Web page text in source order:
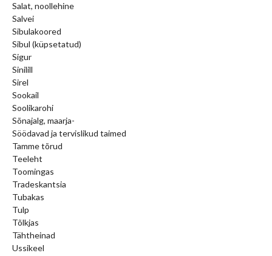
Salat, noollehine
Salvei
Sibulakoored
Sibul (küpsetatud)
Sigur
Sinilill
Sirel
Sookail
Soolikarohi
Sõnajalg, maarja-
Söödavad ja tervislikud taimed
Tamme tõrud
Teeleht
Toomingas
Tradeskantsia
Tubakas
Tulp
Tõlkjas
Tähtheinad
Ussikeel